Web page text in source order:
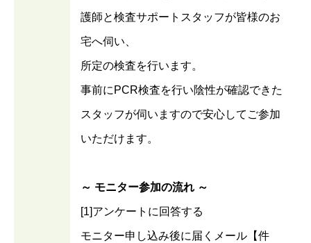
護師と検査サポートスタッフが皆様のお
宅へ伺い、
所定の検査を行います。
事前にPCR検査を行い陰性が確認できた
スタッフが伺いますので安心してご参加
いただけます。
～ モニター参加の流れ ～
[1]アンケートに回答する
モニター申し込み後に届くメール【件